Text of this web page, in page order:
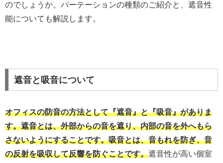
のでしょうか。パーテーションの種類のご紹介と、遮音性
能についても解説します。
遮音と吸音について
オフィスの防音の方法として『遮音』と『吸音』がありま
す。遮音とは、外部からの音を遮り、内部の音を外へもら
さないようにすることです。吸音とは、音もれを防ぎ、音
の反射を吸収して反響を防ぐことです。遮音性が高い個室